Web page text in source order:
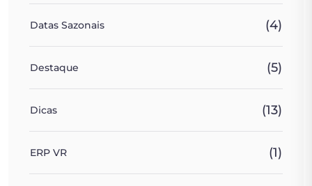
Datas Sazonais (4)
Destaque (5)
Dicas (13)
ERP VR (1)